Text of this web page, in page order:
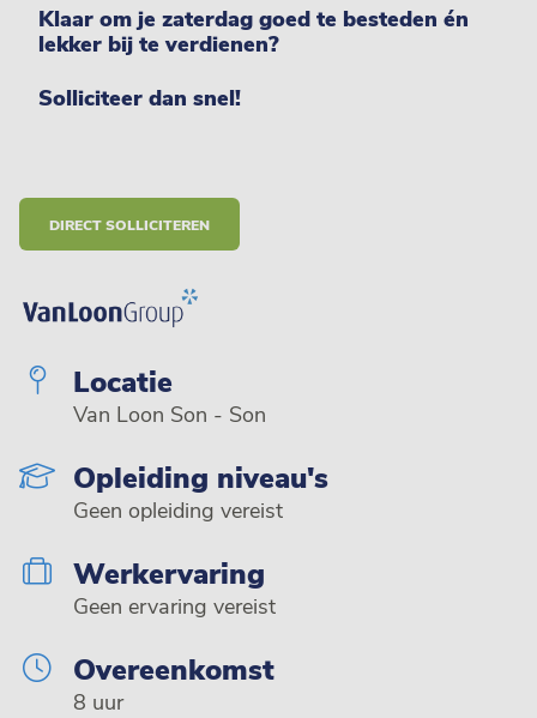
Klaar om je zaterdag goed te besteden én
lekker bij te verdienen?
Solliciteer dan snel!
DIRECT SOLLICITEREN
Locatie
Van Loon Son - Son
Opleiding niveau's
Geen opleiding vereist
Werkervaring
Geen ervaring vereist
Overeenkomst
8 uur